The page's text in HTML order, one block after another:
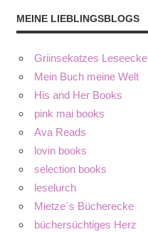
MEINE LIEBLINGSBLOGS
Griinsekatzes Leseecke
Mein Buch meine Welt
His and Her Books
pink mai books
Ava Reads
lovin books
selection books
leselurch
Mietze´s Bücherecke
büchersüchtiges Herz